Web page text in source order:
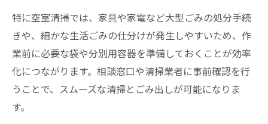
特に空室清掃では、家具や家電など大型ごみの処分手続
きや、細かな生活ごみの仕分けが発生しやすいため、作
業前に必要な袋や分別用容器を準備しておくことが効率
化につながります。相談窓口や清掃業者に事前確認を行
うことで、スムーズな清掃とごみ出しが可能になりま
す。